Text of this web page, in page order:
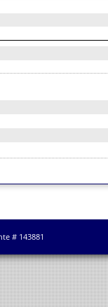
# 143881